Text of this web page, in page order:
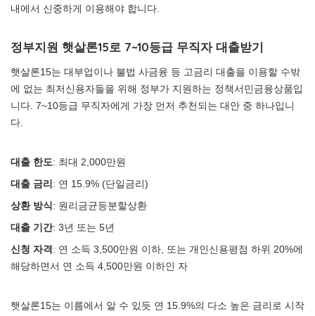
내에서 신중하게 이용해야 합니다.
정부지원 햇살론15로 7~10등급 무직자 대출받기
햇살론15는 대부업이나 불법 사금융 등 고금리 대출을 이용할 수밖
에 없는 최저신용자들을 위해 정부가 지원하는 정책서민금융상품입
니다. 7~10등급 무직자에게 가장 먼저 추천되는 대안 중 하나입니
다.
대출 한도: 최대 2,000만원
대출 금리 : 연 15.9% (단일금리)
상환 방식: 원리금균등분할상환
대출 기간: 3년 또는 5년
신청 자격 : 연 소득 3,500만원 이하, 또는 개인신용평점 하위 20%에
해당하면서 연 소득 4,500만원 이하인 자
햇살론15는 이름에서 알 수 있듯 연 15.9%의 다소 높은 금리로 시작